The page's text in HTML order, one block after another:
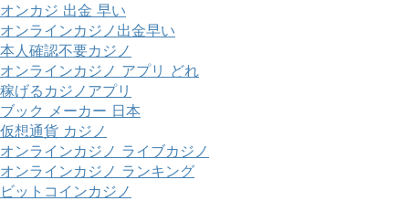
オンカジ 出金 早い
オンラインカジノ出金早い
本人確認不要カジノ
オンラインカジノ アプリ どれ
稼げるカジノアプリ
ブック メーカー 日本
仮想通貨 カジノ
オンラインカジノ ライブカジノ
オンラインカジノ ランキング
ビットコインカジノ